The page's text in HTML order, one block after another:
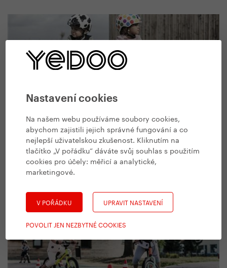
Nastavení cookies
Na našem webu používáme soubory cookies,
abychom zajistili jejich správné fungování a co
nejlepší uživatelskou zkušenost. Kliknutím na
tlačítko „V pořádku“ dáváte svůj souhlas s použitím
cookies pro účely: měřicí a analytické,
marketingové.
V POŘÁDKU UPRAVIT NASTAVENÍ
POVOLIT JEN NEZBYTNÉ COOKIES
Ze světa Yedoo,Všechny Yedoo články
Nová odrážedla. Mysleli jsme na děti
a vymysleli OOPS
3. 6. 2018 | Vendula Kosíková